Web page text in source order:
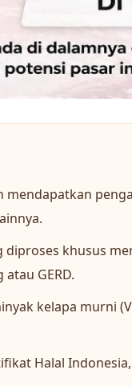
mendapatkan
diproses khusus
GERD.
kelapa murni
Halal